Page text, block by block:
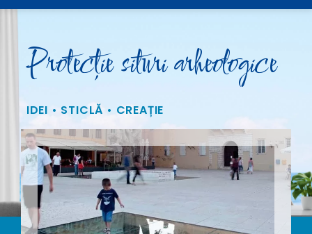
Protecție situri arheologice
IDEI • STICLĂ • CREAȚIE